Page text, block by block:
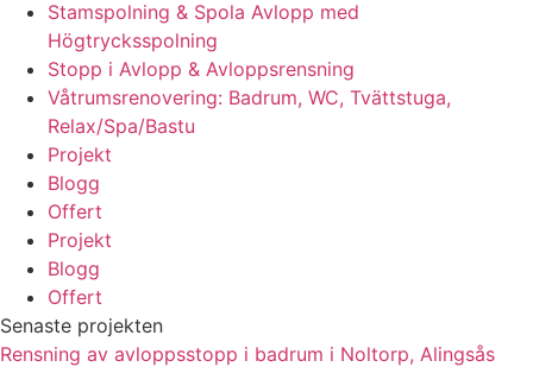
Stamspolning & Spola Avlopp med
Högtrycksspolning
Stopp i Avlopp & Avloppsrensning
Våtrumsrenovering: Badrum, WC, Tvättstuga,
Relax/Spa/Bastu
Projekt
Blogg
Offert
Projekt
Blogg
Offert
Senaste projekten
Rensning av avloppsstopp i badrum i Noltorp, Alingsås